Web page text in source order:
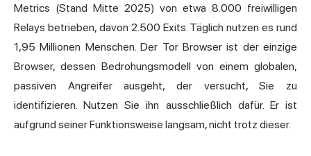
Metrics (Stand Mitte 2025) von etwa 8.000 freiwilligen
Relays betrieben, davon 2.500 Exits. Täglich nutzen es rund
1,95 Millionen Menschen. Der Tor Browser ist der einzige
Browser, dessen Bedrohungsmodell von einem globalen,
passiven Angreifer ausgeht, der versucht, Sie zu
identifizieren. Nutzen Sie ihn ausschließlich dafür. Er ist
aufgrund seiner Funktionsweise langsam, nicht trotz dieser.